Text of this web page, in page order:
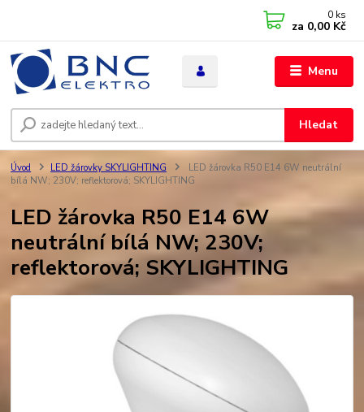
Menu
Hledat
0 ks
za 0,00 Kč
Úvod LED žárovky SKYLIGHTING
LED žárovka R50 E14 6W neutrální
bílá NW; 230V; reflektorová; SKYLIGHTING
LED žárovka R50 E14 6W
neutrální bílá NW; 230V;
reflektorová; SKYLIGHTING